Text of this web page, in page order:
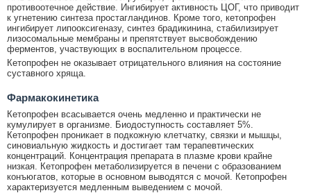
противоотечное действие. Ингибирует активность ЦОГ, что приводит
к угнетению синтеза простагландинов. Кроме того, кетопрофен
ингибирует липооксигеназу, синтез брадикинина, стабилизирует
лизосомальные мембраны и препятствует высвобождению
ферментов, участвующих в воспалительном процессе.
Кетопрофен не оказывает отрицательного влияния на состояние
суставного хряща.
Фармакокинетика
Кетопрофен всасывается очень медленно и практически не
кумулирует в организме. Биодоступность составляет 5%.
Кетопрофен проникает в подкожную клетчатку, связки и мышцы,
синовиальную жидкость и достигает там терапевтических
концентраций. Концентрация препарата в плазме крови крайне
низкая. Кетопрофен метаболизируется в печени с образованием
конъюгатов, которые в основном выводятся с мочой. Кетопрофен
характеризуется медленным выведением с мочой.